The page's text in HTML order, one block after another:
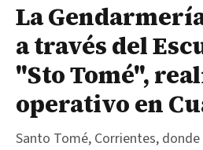
La
a través del
"Sto Tomé",
operativo en
Santo Tomé, Corrientes,